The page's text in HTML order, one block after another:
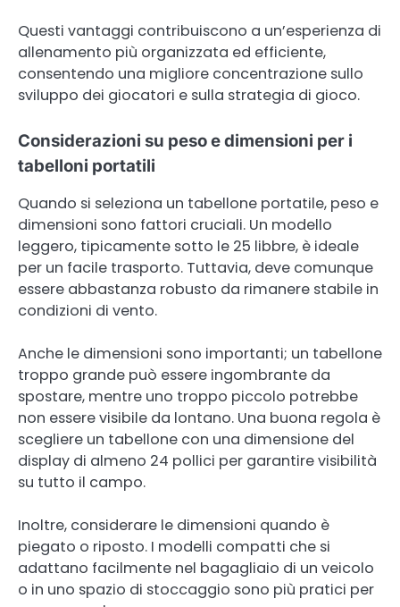
Questi vantaggi contribuiscono a un’esperienza di
allenamento più organizzata ed efficiente,
consentendo una migliore concentrazione sullo
sviluppo dei giocatori e sulla strategia di gioco.
Considerazioni su peso e dimensioni per i
tabelloni portatili
Quando si seleziona un tabellone portatile, peso e
dimensioni sono fattori cruciali. Un modello
leggero, tipicamente sotto le 25 libbre, è ideale
per un facile trasporto. Tuttavia, deve comunque
essere abbastanza robusto da rimanere stabile in
condizioni di vento.
Anche le dimensioni sono importanti; un tabellone
troppo grande può essere ingombrante da
spostare, mentre uno troppo piccolo potrebbe
non essere visibile da lontano. Una buona regola è
scegliere un tabellone con una dimensione del
display di almeno 24 pollici per garantire visibilità
su tutto il campo.
Inoltre, considerare le dimensioni quando è
piegato o riposto. I modelli compatti che si
adattano facilmente nel bagagliaio di un veicolo
o in uno spazio di stoccaggio sono più pratici per